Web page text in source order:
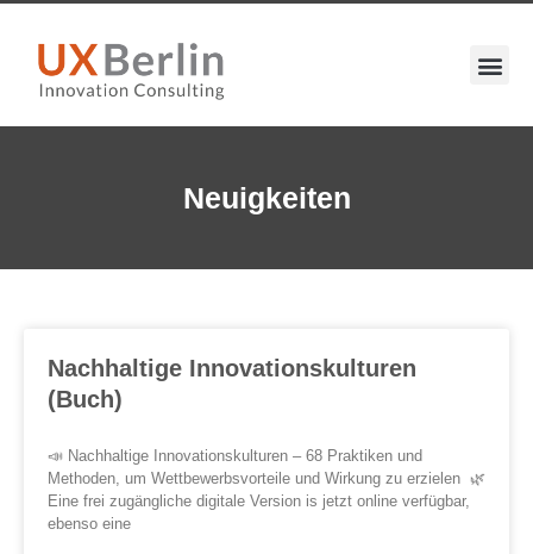
Neuigkeiten
Nachhaltige Innovationskulturen
(Buch)
📣 Nachhaltige Innovationskulturen – 68 Praktiken und
Methoden, um Wettbewerbsvorteile und Wirkung zu erzielen 🌿
Eine frei zugängliche digitale Version is jetzt online verfügbar,
ebenso eine